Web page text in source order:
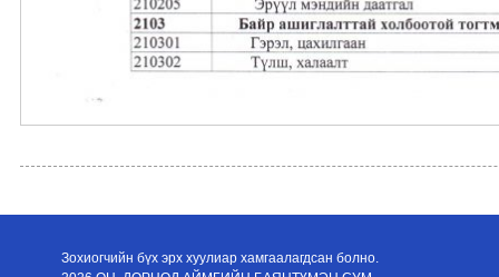
Зохиогчийн бүх эрх хуулиар хамгаалагдсан болно.